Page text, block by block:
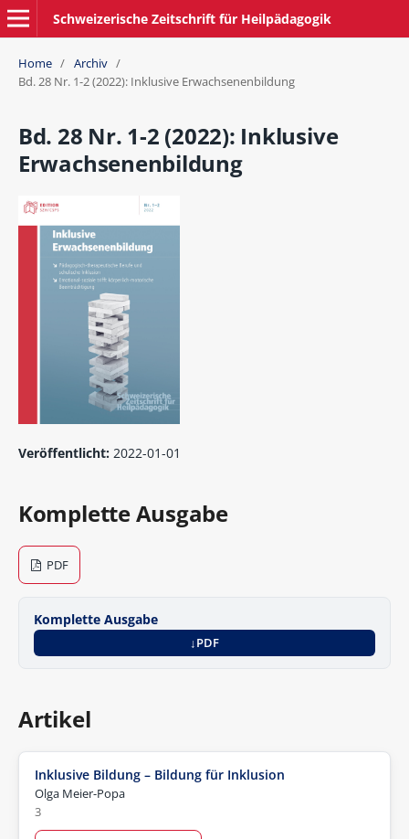
Schweizerische Zeitschrift für Heilpädagogik
Home / Archiv /
Bd. 28 Nr. 1-2 (2022): Inklusive Erwachsenenbildung
Bd. 28 Nr. 1-2 (2022): Inklusive
Erwachsenenbildung
Veröffentlicht: 2022-01-01
Komplette Ausgabe
PDF
Komplette Ausgabe
PDF
Artikel
Inklusive Bildung – Bildung für Inklusion
Olga Meier-Popa
3